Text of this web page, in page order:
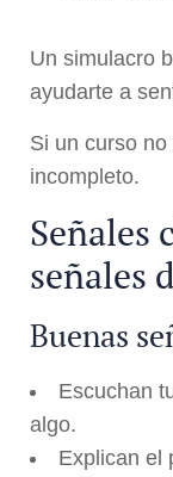
Un simulacro
ayudarte a
Si un curso
incompleto.
Señales
señales
Buenas
Escuchan
algo.
Explican el